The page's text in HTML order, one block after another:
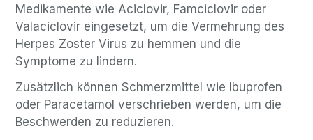
Medikamente wie Aciclovir, Famciclovir oder
Valaciclovir eingesetzt, um die Vermehrung des
Herpes Zoster Virus zu hemmen und die
Symptome zu lindern.
Zusätzlich können Schmerzmittel wie Ibuprofen
oder Paracetamol verschrieben werden, um die
Beschwerden zu reduzieren.